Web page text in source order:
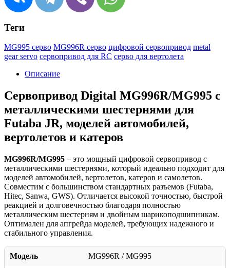
Теги
MG995 серво MG996R серво цифровой сервопривод metal
gear servo сервопривод для RC серво для вертолета
Описание
Сервопривод Digital MG996R/MG995 с
металлическими шестернями для
Futaba JR, моделей автомобилей,
вертолетов и катеров
MG996R/MG995 – это мощный цифровой сервопривод с
металлическими шестернями, который идеально подходит для
моделей автомобилей, вертолетов, катеров и самолетов.
Совместим с большинством стандартных разъемов (Futaba,
Hitec, Sanwa, GWS). Отличается высокой точностью, быстрой
реакцией и долговечностью благодаря полностью
металлическим шестерням и двойным шарикоподшипникам.
Оптимален для апгрейда моделей, требующих надежного и
стабильного управления.
Модель MG996R / MG995